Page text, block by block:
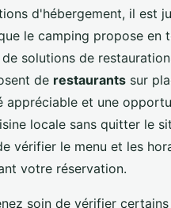
d'hébergement, il est
le camping propose en
solutions de
de restaurants sur
appréciable et une
locale sans quitter le
vérifier le menu et les
votre réservation.
soin de vérifier